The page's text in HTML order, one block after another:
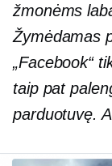
žmonėms
Žymėdamas
„Facebook“
taip pat
parduotuvę.